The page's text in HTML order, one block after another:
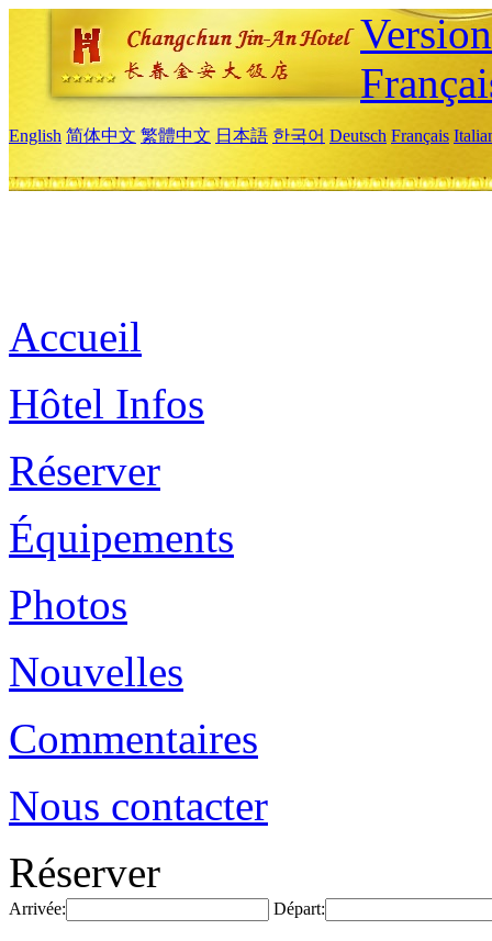
English 简体中文 繁體中文 日本語 한국어 Deutsch Français
Accueil
Hôtel Infos
Réserver
Équipements
Photos
Nouvelles
Commentaires
Nous contacter
Réserver
Arrivée: Départ: